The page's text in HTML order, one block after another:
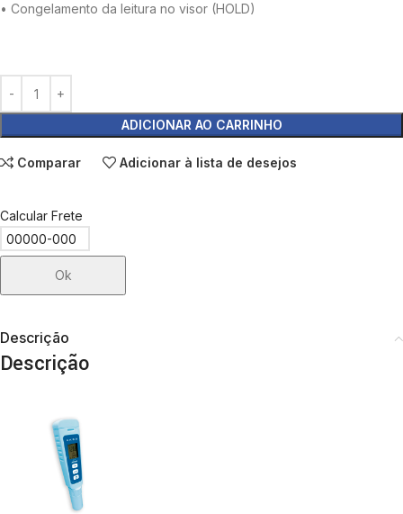
• Congelamento da leitura no visor (HOLD)
ADICIONAR AO CARRINHO
Comparar Adicionar à lista de desejos
Calcular Frete
Ok
Descrição
Descrição